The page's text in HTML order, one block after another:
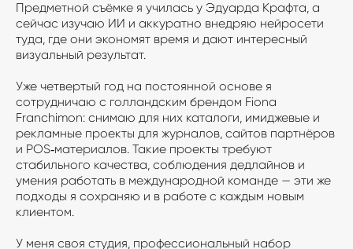
Предметной съёмке я училась у Эдуарда Крафта, а
сейчас изучаю ИИ и аккуратно внедряю нейросети
туда, где они экономят время и дают интересный
визуальный результат.
Уже четвертый год на постоянной основе я
сотрудничаю с голландским брендом Fiona
Franchimon: снимаю для них каталоги, имиджевые и
рекламные проекты для журналов, сайтов партнёров
и POS‑материалов. Такие проекты требуют
стабильного качества, соблюдения дедлайнов и
умения работать в международной команде — эти же
подходы я сохраняю и в работе с каждым новым
клиентом.
У меня своя студия, профессиональный набор